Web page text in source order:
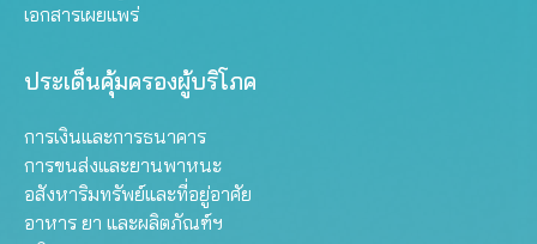
เอกสารเผยแพร่
ประเด็นคุ้มครองผู้บริโภค
การเงินและการธนาคาร
การขนส่งและยานพาหนะ
อสังหาริมทรัพย์และที่อยู่อาศัย
อาหาร ยา และผลิตภัณฑ์ฯ